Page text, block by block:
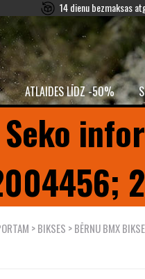
14 dienu bezmaksas
ATLAIDES LĪDZ -50%
>BIKSES > BĒRNU BMX